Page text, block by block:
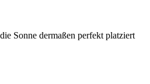
Sonne dermaßen perfekt platziert